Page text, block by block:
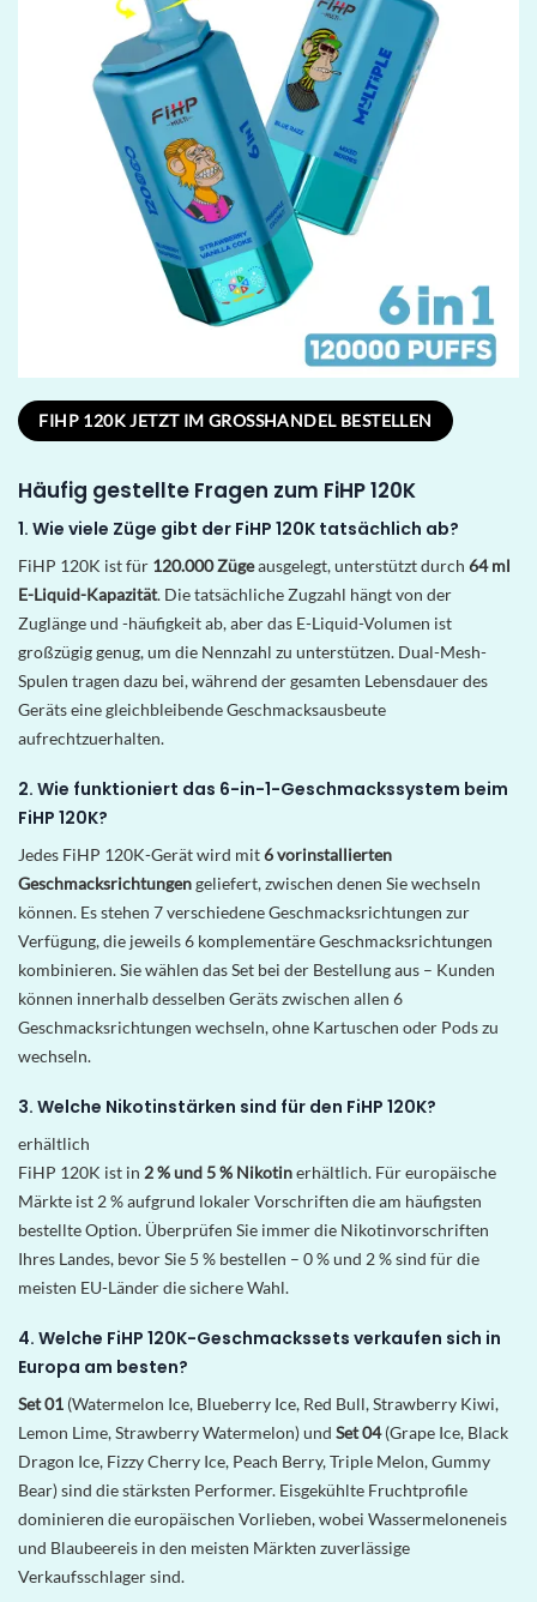
FIHP 120K JETZT IM GROSSHANDEL BESTELLEN
Häufig gestellte Fragen zum FiHP 120K
1. Wie viele Züge gibt der FiHP 120K tatsächlich ab?
FiHP 120K ist für 120.000 Zügeausgelegt, unterstützt durch 64 ml
E-Liquid-Kapazität. Die tatsächliche Zugzahl hängt von der
Zuglänge und -häufigkeit ab, aber das E-Liquid-Volumen ist
großzügig genug, um die Nennzahl zu unterstützen. Dual-Mesh-
Spulen tragen dazu bei, während der gesamten Lebensdauer des
Geräts eine gleichbleibende Geschmacksausbeute
aufrechtzuerhalten.
2. Wie funktioniert das 6-in-1-Geschmackssystem beim
FiHP 120K?
Jedes FiHP 120K-Gerät wird mit6 vorinstallierten
Geschmacksrichtungengeliefert, zwischen denen Sie wechseln
können. Es stehen 7 verschiedene Geschmacksrichtungen zur
Verfügung, die jeweils 6 komplementäre Geschmacksrichtungen
kombinieren. Sie wählen das Set bei der Bestellung aus – Kunden
können innerhalb desselben Geräts zwischen allen 6
Geschmacksrichtungen wechseln, ohne Kartuschen oder Pods zu
wechseln.
3. Welche Nikotinstärken sind für den FiHP 120K?
erhältlich
FiHP 120K ist in 2 % und 5 % Nikotinerhältlich. Für europäische
Märkte ist 2 % aufgrund lokaler Vorschriften die am häufigsten
bestellte Option. Überprüfen Sie immer die Nikotinvorschriften
Ihres Landes, bevor Sie 5 % bestellen – 0 % und 2 % sind für die
meisten EU-Länder die sichere Wahl.
4. Welche FiHP 120K-Geschmackssets verkaufen sich in
Europa am besten?
Set 01 (Watermelon Ice, Blueberry Ice, Red Bull, Strawberry Kiwi,
Lemon Lime, Strawberry Watermelon) und Set 04(Grape Ice, Black
Dragon Ice, Fizzy Cherry Ice, Peach Berry, Triple Melon, Gummy
Bear) sind die stärksten Performer. Eisgekühlte Fruchtprofile
dominieren die europäischen Vorlieben, wobei Wassermeloneneis
und Blaubeereis in den meisten Märkten zuverlässige
Verkaufsschlager sind.